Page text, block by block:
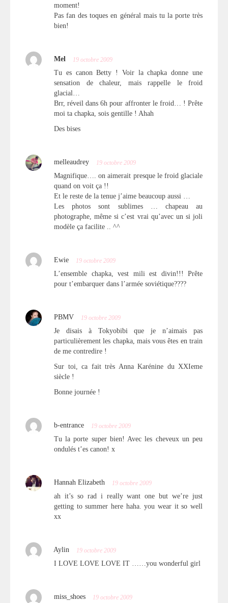
moment!
Pas fan des toques en général mais tu la porte très
bien!
Mel 19 octobre 2009
Tu es canon Betty ! Voir la chapka donne une
sensation de chaleur, mais rappelle le froid
glacial…
Brr, réveil dans 6h pour affronter le froid… ! Prête
moi ta chapka, sois gentille ! Ahah
Des bises
melleaudrey 19 octobre 2009
Magnifique…. on aimerait presque le froid glaciale
quand on voit ça !!
Et le reste de la tenue j’aime beaucoup aussi …
Les photos sont sublimes … chapeau au
photographe, même si c’est vrai qu’avec un si joli
modèle ça facilite .. ^^
Ewie 19 octobre 2009
L’ensemble chapka, vest mili est divin!!! Prête
pour t’embarquer dans l’armée soviétique????
PBMV 19 octobre 2009
Je disais à Tokyobibi que je n’aimais pas
particulièrement les chapka, mais vous êtes en train
de me contredire !
Sur toi, ca fait très Anna Karénine du XXIeme
siècle !
Bonne journée !
b-entrance 19 octobre 2009
Tu la porte super bien! Avec les cheveux un peu
ondulés t’es canon! x
Hannah Elizabeth 19 octobre 2009
ah it’s so rad i really want one but we’re just
getting to summer here haha. you wear it so well
xx
Aylin 19 octobre 2009
I LOVE LOVE LOVE IT ……you wonderful girl
miss_shoes 19 octobre 2009